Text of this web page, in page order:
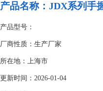
产品名称： JDX系列手
产品型号：
厂商性质：生产厂家
所在地：上海市
更新时间：2026-01-04